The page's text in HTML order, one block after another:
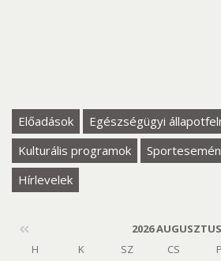
Előadások
Egészségügyi
Kulturális programok
Hírlevelek
H K SZ CS P
2026 AUGUSZTUS